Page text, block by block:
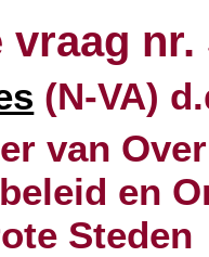
nr.
(N-VA)
van
en
Steden